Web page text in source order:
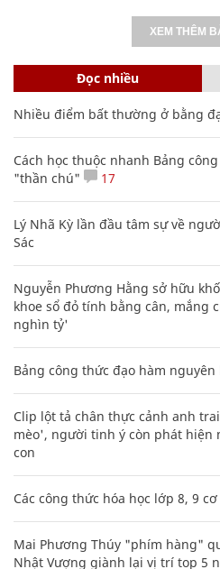
XEM THÊM
Đọc nhiều
Nhiều điểm bất thường ở bằng
Cách học thuộc nhanh Bảng
"thần chú"
17
Lý Nhã Kỳ lần đầu tâm sự về
Sác
Nguyễn Phương Hằng sở hữu
khoe sổ đỏ tính bằng cân, mắng
nghìn tỷ'
Bảng công thức đạo hàm
Clip lột tả chân thực cảnh anh
mèo', người tinh ý còn phát hiện
con
Các công thức hóa học lớp 8, 9
Mai Phương Thúy "phím hàng"
Nhật Vượng giành lại vị trí top 5